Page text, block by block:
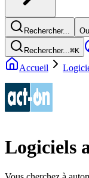
Rechercher...
Rechercher...⌘K
Accueil
Logiciels